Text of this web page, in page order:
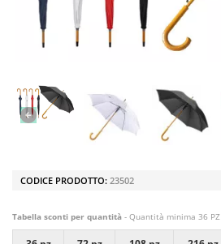
CODICE PRODOTTO: 23502
Tabella sconti per quantità - Quantità minima 36 PZ